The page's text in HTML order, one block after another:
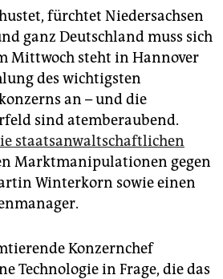
fürchtet Niedersachsen
ganz Deutschland muss sich
Mittwoch steht in Hannover
des wichtigsten
an – und die
sind atemberaubend.
staatsanwaltschaftlichen
Marktmanipulationen gegen
Winterkorn sowie einen
Konzernchef
Technologie in Frage, die das